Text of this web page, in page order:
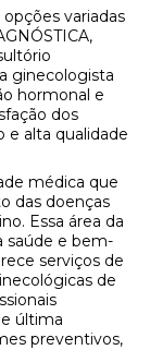
variadas
ginecologista
hormonal e
dos
e alta qualidade
médica que
das doenças
Essa área da
saúde e bem-
serviços de
de
última
preventivos,